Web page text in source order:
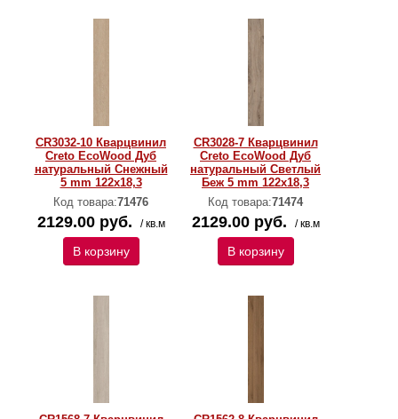
CR3032-10 Кварцвинил
Creto EcoWood Дуб
натуральный Снежный
5 mm 122х18,3
Код товара:71476
2129.00 руб. / кв.м
В корзину
CR3028-7 Кварцвинил
Creto EcoWood Дуб
натуральный Светлый
Беж 5 mm 122х18,3
Код товара:71474
2129.00 руб. / кв.м
В корзину